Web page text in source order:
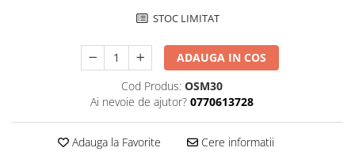
STOC LIMITAT
ADAUGA IN COS
Cod Produs: OSM30
Ai nevoie de ajutor? 0770613728
Adauga la Favorite Cere informatii